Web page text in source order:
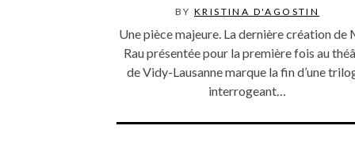
BY KRISTINA D'AGOSTIN
Une pièce majeure. La dernière création de
Rau présentée pour la première fois au
de Vidy-Lausanne marque la fin d’une
interrogeant…